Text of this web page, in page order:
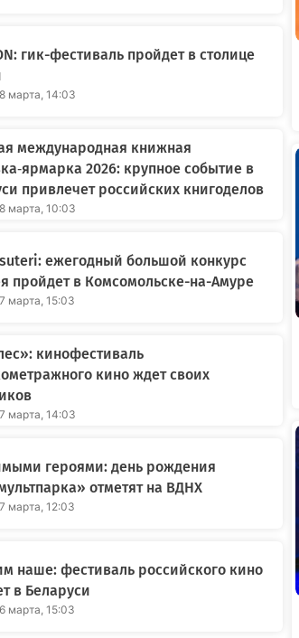
гик-фестиваль пройдет в столице
марта, 14:03
международная книжная
2026: крупное событие в
привлечет российских книгоделов
марта, 10:03
ежегодный большой конкурс
пройдет в Комсомольске-на-Амуре
марта, 15:03
кинофестиваль
кино ждет своих
марта, 14:03
героями: день рождения
отметят на ВДНХ
марта, 12:03
наше: фестиваль российского кино
в Беларуси
марта, 15:03